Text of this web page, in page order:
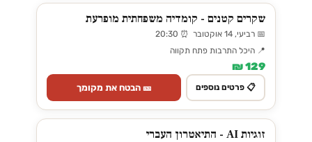
שקרים קטנים - קומדיה משפחתית מופרעת
📅 רביעי, 14 אוקטובר ⏰ 20:30
📍 היכל התרבות פתח תקווה
129 ₪
📋 פרטים נוספים 🎫 הבטח את מקומך
זוגיות AI - התיאטרון העברי